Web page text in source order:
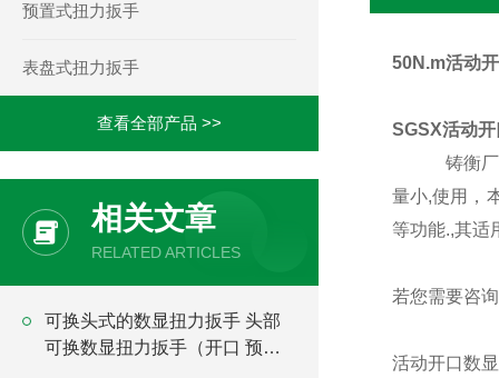
预置式扭力扳手
表盘式扭力扳手
查看全部产品 >>
相关文章
RELATED ARTICLES
可换头式的数显扭力扳手 头部
可换数显扭力扳手（开口 预置
50N.m活动
SGSX活动
铸衡
量小,使用 ，
等功能.,其适
若您需要咨
活动开口数